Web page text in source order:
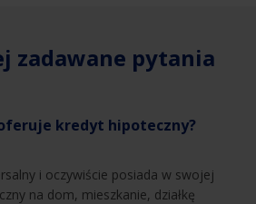
zadawane pytania
kredyt hipoteczny?
i oczywiście posiada w swojej
na dom, mieszkanie, działkę